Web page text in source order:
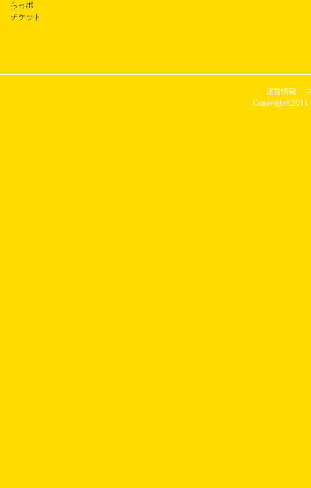
らっポ
チケット
運営情報
Copyright©2011